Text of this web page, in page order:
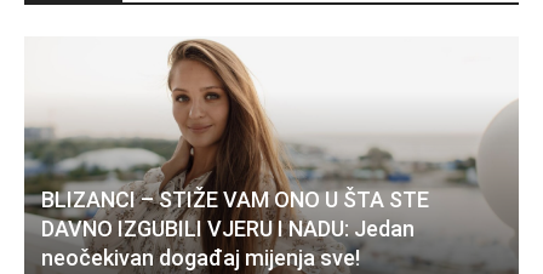
BLIZANCI – STIŽE VAM ONO U ŠTA STE
DAVNO IZGUBILI VJERU I NADU: Jedan
neočekivan događaj mijenja sve!